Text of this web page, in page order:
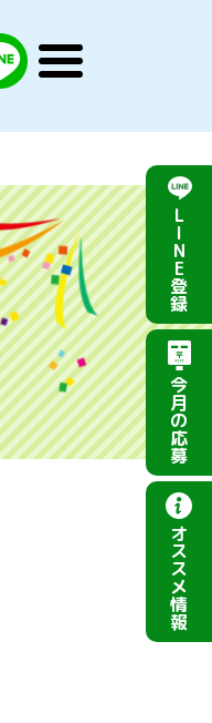
LINE
公
メ
く
L
I
N
E
登
録
今
月
の
応
募
オ
ス
ス
メ
情
報